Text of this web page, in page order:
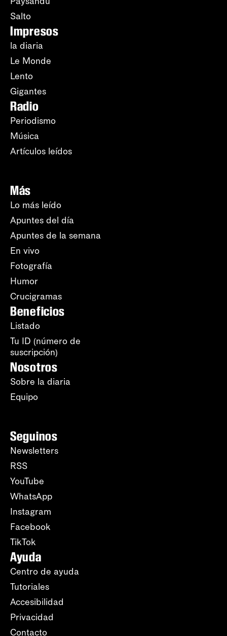
Salto
Impresos
la diaria
Le Monde
Lento
Gigantes
Radio
Periodismo
Música
Artículos leídos
Más
Lo más leído
Apuntes del día
Apuntes de la semana
En vivo
Fotografía
Humor
Crucigramas
Beneficios
Listado
Tu ID (número de
suscripción)
Nosotros
Sobre la diaria
Equipo
Seguinos
Newsletters
RSS
YouTube
WhatsApp
Instagram
Facebook
TikTok
Ayuda
Centro de ayuda
Tutoriales
Accesibilidad
Privacidad
Contacto